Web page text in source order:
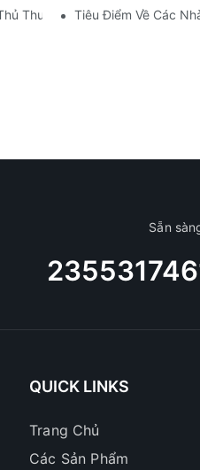
Thuật Tiêu Điểm Về Các
Sẵn
QUICK LINKS
Trang Chủ
Các Sản Phẩm